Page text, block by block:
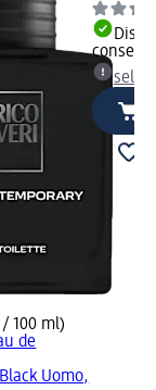
100 ml)
de
Uomo,